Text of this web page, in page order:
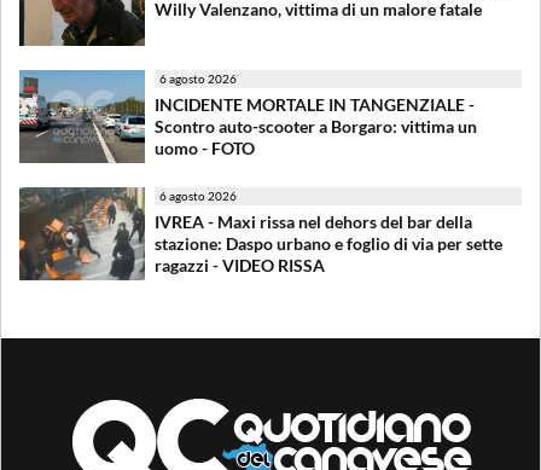
Willy Valenzano, vittima di un malore fatale
6 agosto 2026
INCIDENTE MORTALE IN TANGENZIALE -
Scontro auto-scooter a Borgaro: vittima un
uomo - FOTO
6 agosto 2026
IVREA - Maxi rissa nel dehors del bar della
stazione: Daspo urbano e foglio di via per sette
ragazzi - VIDEO RISSA